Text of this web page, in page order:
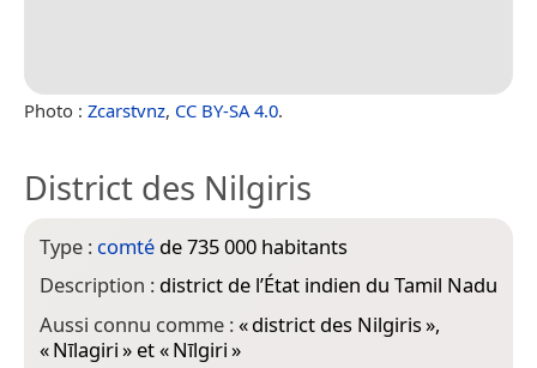
Photo : Zcarstvnz, CC BY-SA 4.0.
District des Nilgiris
Type : comté de 735 000 habitants
Description : district de l’État indien du Tamil Nadu
Aussi connu comme :«district des Nilgiris»,
«Nīlagiri» et «Nīlgiri»